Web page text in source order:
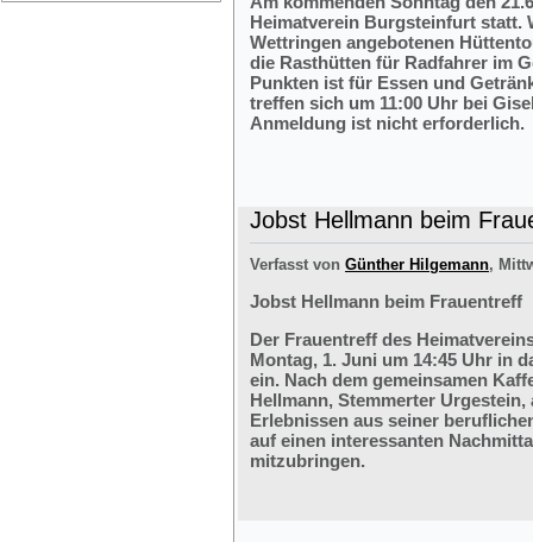
Heimatverein Burgsteinfurt statt.
Wettringen angebotenen
die Rasthütten für Radfahrer im
Punkten ist für Essen und
treffen sich um 11:00 Uhr bei
Anmeldung ist nicht erforderlich.
Jobst Hellmann beim
Verfasst von Günther Hilgemann,
Jobst Hellmann beim Frauentreff
Der Frauentreff des
Montag, 1. Juni um 14:45 Uhr in
ein. Nach dem gemeinsamen
Hellmann, Stemmerter
Erlebnissen aus seiner
auf einen interessanten
mitzubringen.